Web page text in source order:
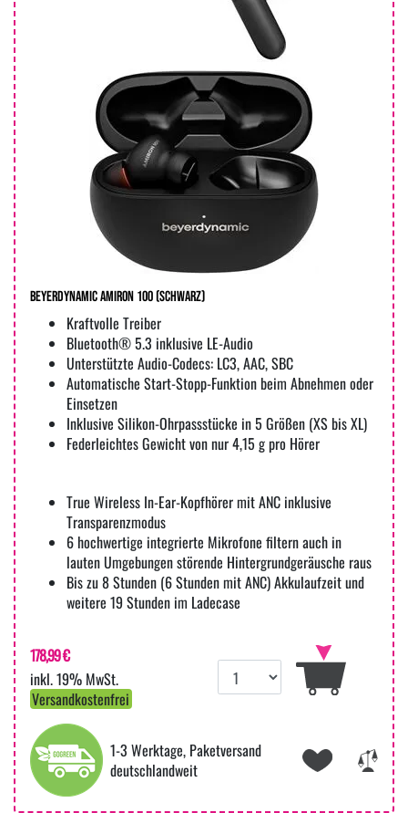
beyerdynamic AMIRON 100 (Schwarz)
Kraftvolle Treiber
Bluetooth® 5.3 inklusive LE-Audio
Unterstützte Audio-Codecs: LC3, AAC, SBC
Automatische Start-Stopp-Funktion beim Abnehmen oder
Einsetzen
Inklusive Silikon-Ohrpassstücke in 5 Größen (XS bis XL)
Federleichtes Gewicht von nur 4,15 g pro Hörer
True Wireless In-Ear-Kopfhörer mit ANC inklusive
Transparenzmodus
6 hochwertige integrierte Mikrofone filtern auch in
lauten Umgebungen störende Hintergrundgeräusche raus
Bis zu 8 Stunden (6 Stunden mit ANC) Akkulaufzeit und
weitere 19 Stunden im Ladecase
178,99 €
inkl. 19% MwSt.
Versandkostenfrei
1-3 Werktage, Paketversand
deutschlandweit